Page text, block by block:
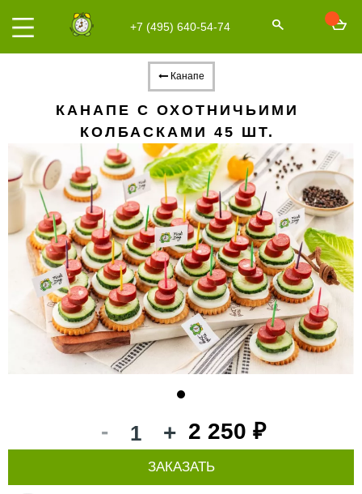
+7 (495) 640-54-74
Канапе
КАНАПЕ С ОХОТНИЧЬИМИ
КОЛБАСКАМИ 45 ШТ.
- + 2 250 ₽
ЗАКАЗАТЬ